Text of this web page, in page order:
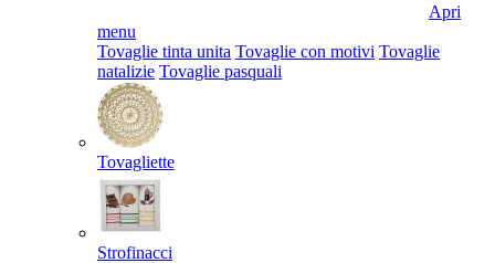
Apri
menu
Tovaglie tinta unita Tovaglie con motivi Tovaglie
natalizie Tovaglie pasquali
Tovagliette
Strofinacci